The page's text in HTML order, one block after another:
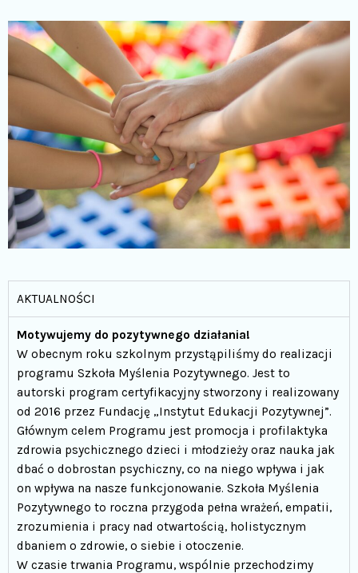
AKTUALNOŚCI
Motywujemy do pozytywnego działania!
W obecnym roku szkolnym przystąpiliśmy do realizacji
programu Szkoła Myślenia Pozytywnego. Jest to
autorski program certyfikacyjny stworzony i realizowany
od 2016 przez Fundację „Instytut Edukacji Pozytywnej”.
Głównym celem Programu jest promocja i profilaktyka
zdrowia psychicznego dzieci i młodzieży oraz nauka jak
dbać o dobrostan psychiczny, co na niego wpływa i jak
on wpływa na nasze funkcjonowanie. Szkoła Myślenia
Pozytywnego to roczna przygoda pełna wrażeń, empatii,
zrozumienia i pracy nad otwartością, holistycznym
dbaniem o zdrowie, o siebie i otoczenie.
W czasie trwania Programu, wspólnie przechodzimy